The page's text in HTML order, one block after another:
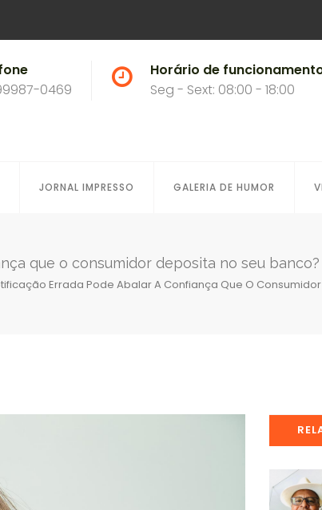
0469
Horário de
Seg - Sext: 08:00 - 18:00
JORNAL IMPRESSO GALERIA DE HUMOR
que o consumidor deposita no seu
Errada Pode Abalar A Confiança Que O